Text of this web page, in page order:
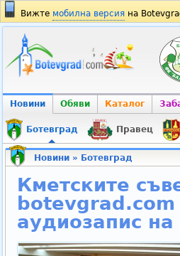
Вижте мобилна версия на
Новини Обяви Каталог
Ботевград Правец
Новини» Ботевград
Кметските
аудиозапис